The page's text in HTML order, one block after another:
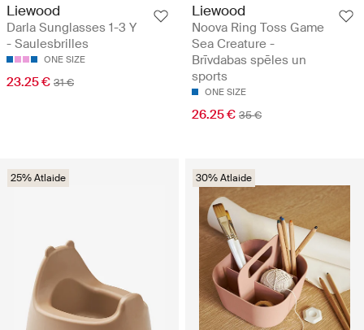
Liewood
Darla Sunglasses 1-3 Y
- Saulesbrilles
ONE SIZE
23.25 € 31 €
Liewood
Noova Ring Toss Game
Sea Creature -
Brīvdabas spēles un
sports
ONE SIZE
26.25 € 35 €
25% Atlaide 30% Atlaide